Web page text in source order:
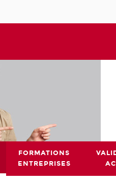
FORMATIONS
ENTREPRISES